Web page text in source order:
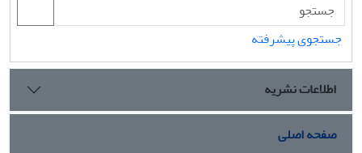
جستجوی پیشرفته
اطلاعات نشریه
صفحه اصلی